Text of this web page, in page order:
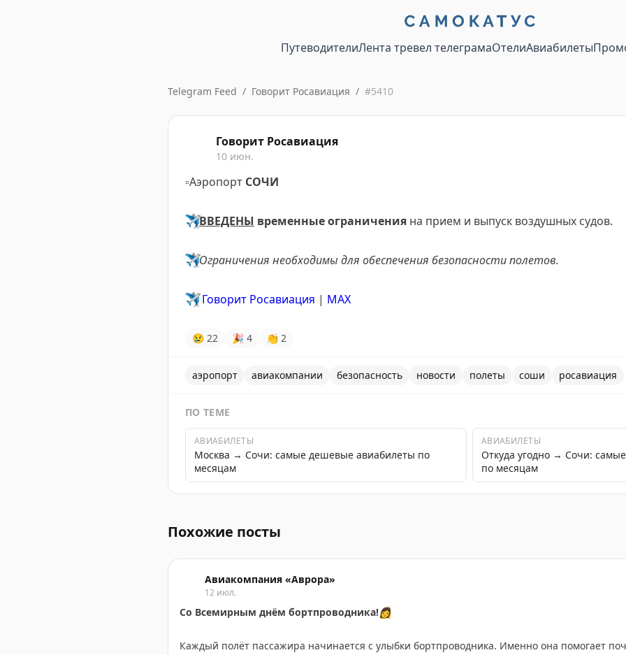
ПутеводителиЛента тревел телеграмаОтелиАвиабилеты
Telegram Feed / Говорит Росавиация / #5410
Говорит Росавиация
10 июн.
▫️Аэропорт СОЧИ
✈️ВВЕДЕНЫ временные ограничения на прием и выпуск воздушных судов.
✈️Ограничения необходимы для обеспечения безопасности полетов.
✈️ Говорит Росавиация | MАХ
😢 22 🎉 4 👏 2
аэропорт авиакомпании безопасность новости полеты соши росавиация
ПО ТЕМЕ
АВИАБИЛЕТЫ
Москва → Сочи: самые дешевые авиабилеты по
месяцам
АВИАБИЛЕТЫ
Откуда угодно → Сочи:
по месяцам
Похожие посты
Авиакомпания «Аврора»
12 июл.
Со Всемирным днём бортпроводника!👩
Каждый полёт пассажира начинается с улыбки бортпроводника. Именно она помогает